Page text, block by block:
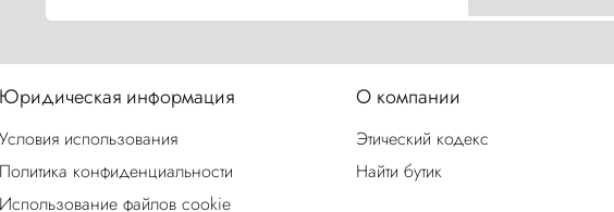
Юридическая информация
Условия использования
Политика конфиденциальности
Использование файлов cookie
О компании
Этический кодекс
Найти бутик